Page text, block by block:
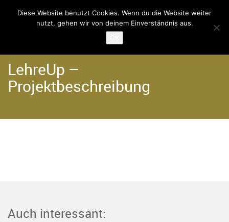
LehreUp –
Projektbeschreibung
Auch interessant:
Diese Website benutzt Cookies. Wenn du die Website weiter
nutzt, gehen wir von deinem Einverständnis aus.